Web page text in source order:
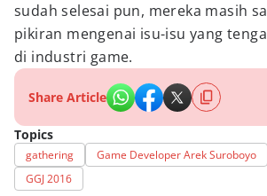
sudah selesai pun, mereka masih
pikiran mengenai isu-isu yang
di industri game.
Share Article
Topics
gathering Game Developer Arek Suroboyo
GGJ 2016